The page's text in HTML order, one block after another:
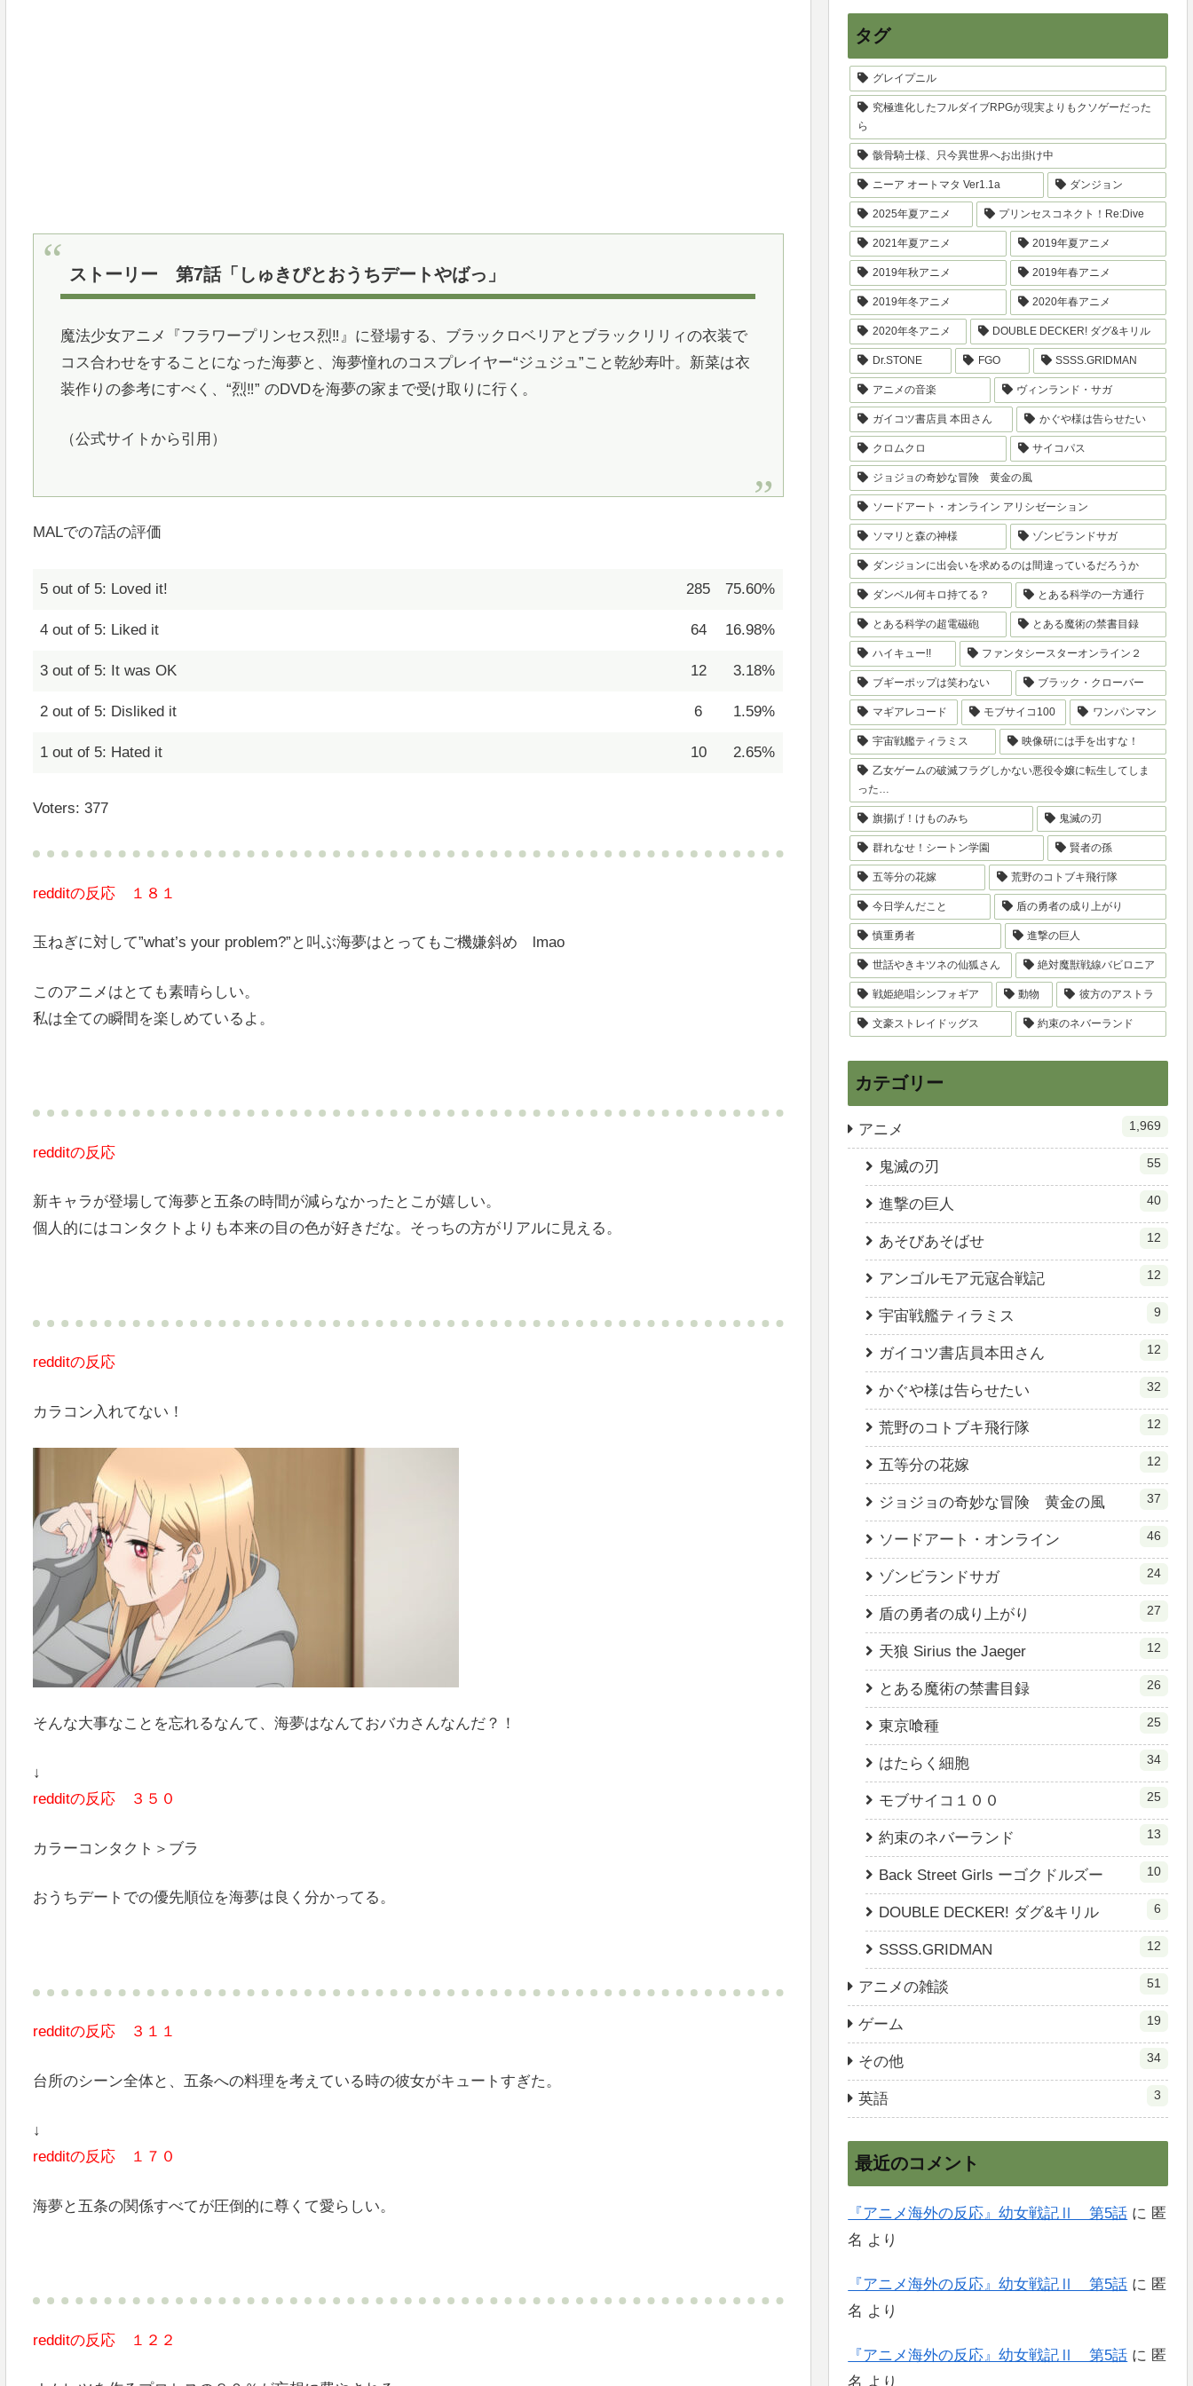
ストーリー 第7話「しゅきぴとおうちデートやばっ」
魔法少女アニメ『フラワープリンセス烈‼』に登場する、ブラックロベリアとブラックリリィの衣装で
コス合わせをすることになった海夢と、海夢憧れのコスプレイヤー“ジュジュ”こと乾紗寿叶。新菜は衣
装作りの参考にすべく、“烈‼” のDVDを海夢の家まで受け取りに行く。
（公式サイトから引用）
MALでの7話の評価
5 out of 5: Loved it! 285 75.60%
4 out of 5: Liked it 64 16.98%
3 out of 5: It was OK 12 3.18%
2 out of 5: Disliked it 6 1.59%
1 out of 5: Hated it 10 2.65%
Voters: 377
redditの反応 １８１
玉ねぎに対して”what’s your problem?”と叫ぶ海夢はとってもご機嫌斜め lmao
このアニメはとても素晴らしい。
私は全ての瞬間を楽しめているよ。
redditの反応
新キャラが登場して海夢と五条の時間が減らなかったとこが嬉しい。
個人的にはコンタクトよりも本来の目の色が好きだな。そっちの方がリアルに見える。
redditの反応
カラコン入れてない！
そんな大事なことを忘れるなんて、海夢はなんておバカさんなんだ？！
↓
redditの反応 ３５０
カラーコンタクト＞ブラ
おうちデートでの優先順位を海夢は良く分かってる。
redditの反応 ３１１
台所のシーン全体と、五条への料理を考えている時の彼女がキュートすぎた。
↓
redditの反応 １７０
海夢と五条の関係すべてが圧倒的に尊くて愛らしい。
redditの反応 １２２
タグ
グレイプニル
究極進化したフルダイブRPGが現実よりもクソゲーだった
ら
骸骨騎士様、只今異世界へお出掛け中
ニーア オートマタ Ver1.1a ダンジョン
2025年夏アニメ プリンセスコネクト！Re:Dive
2021年夏アニメ 2019年夏アニメ
2019年秋アニメ 2019年春アニメ
2019年冬アニメ 2020年春アニメ
2020年冬アニメ DOUBLE DECKER! ダグ&キリル
Dr.STONE FGO SSSS.GRIDMAN
アニメの音楽 ヴィンランド・サガ
ガイコツ書店員 本田さん かぐや様は告らせたい
クロムクロ サイコパス
ジョジョの奇妙な冒険 黄金の風
ソードアート・オンライン アリシゼーション
ソマリと森の神様 ゾンビランドサガ
ダンジョンに出会いを求めるのは間違っているだろうか
ダンベル何キロ持てる？ とある科学の一方通行
とある科学の超電磁砲 とある魔術の禁書目録
ハイキュー!! ファンタシースターオンライン２
ブギーポップは笑わない ブラック・クローバー
マギアレコード モブサイコ100 ワンパンマン
宇宙戦艦ティラミス 映像研には手を出すな！
乙女ゲームの破滅フラグしかない悪役令嬢に転生してしま
った…
旗揚げ！けものみち 鬼滅の刃
群れなせ！シートン学園 賢者の孫
五等分の花嫁 荒野のコトブキ飛行隊
今日学んだこと 盾の勇者の成り上がり
慎重勇者 進撃の巨人
世話やきキツネの仙狐さん 絶対魔獣戦線バビロニア
戦姫絶唱シンフォギア 動物 彼方のアストラ
文豪ストレイドッグス 約束のネバーランド
カテゴリー
アニメ 1,969
鬼滅の刃 55
進撃の巨人 40
あそびあそばせ 12
アンゴルモア元寇合戦記 12
宇宙戦艦ティラミス 9
ガイコツ書店員本田さん 12
かぐや様は告らせたい 32
荒野のコトブキ飛行隊 12
五等分の花嫁 12
ジョジョの奇妙な冒険 黄金の風 37
ソードアート・オンライン 46
ゾンビランドサガ 24
盾の勇者の成り上がり 27
天狼 Sirius the Jaeger 12
とある魔術の禁書目録 26
東京喰種 25
はたらく細胞 34
モブサイコ１００ 25
約束のネバーランド 13
Back Street Girls ーゴクドルズー 10
DOUBLE DECKER! ダグ&キリル 6
SSSS.GRIDMAN 12
アニメの雑談 51
ゲーム 19
その他 34
英語 3
最近のコメント
『アニメ海外の反応』幼女戦記Ⅱ 第5話 に 匿
名 より
『アニメ海外の反応』幼女戦記Ⅱ 第5話 に 匿
名 より
『アニメ海外の反応』幼女戦記Ⅱ 第5話 に 匿
名 より